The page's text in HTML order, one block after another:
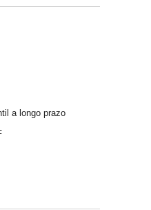
a longo prazo